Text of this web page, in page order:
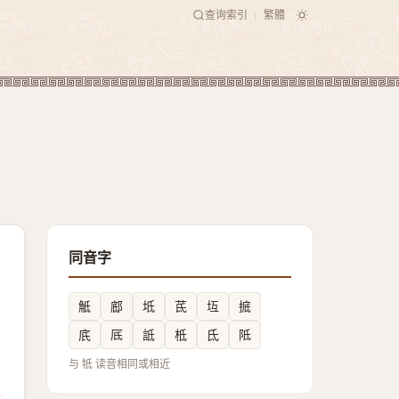
查询索引 繁體
同音字
觝 䣌 坻 茋 坘
掋
㡳
厎 詆 柢 氐 阺
与 牴 读音相同或相近